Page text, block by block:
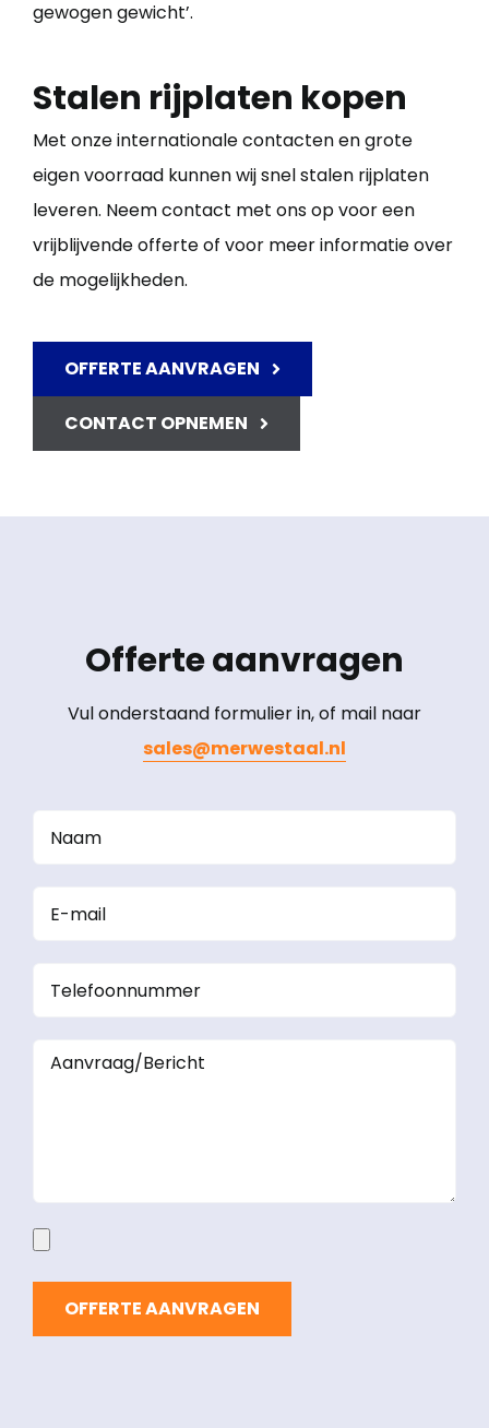
gewogen gewicht’.
Stalen rijplaten kopen
Met onze internationale contacten en grote
eigen voorraad kunnen wij snel stalen rijplaten
leveren. Neem contact met ons op voor een
vrijblijvende offerte of voor meer informatie over
de mogelijkheden.
OFFERTE AANVRAGEN
CONTACT OPNEMEN
Offerte aanvragen
Vul onderstaand formulier in, of mail naar
sales@merwestaal.nl